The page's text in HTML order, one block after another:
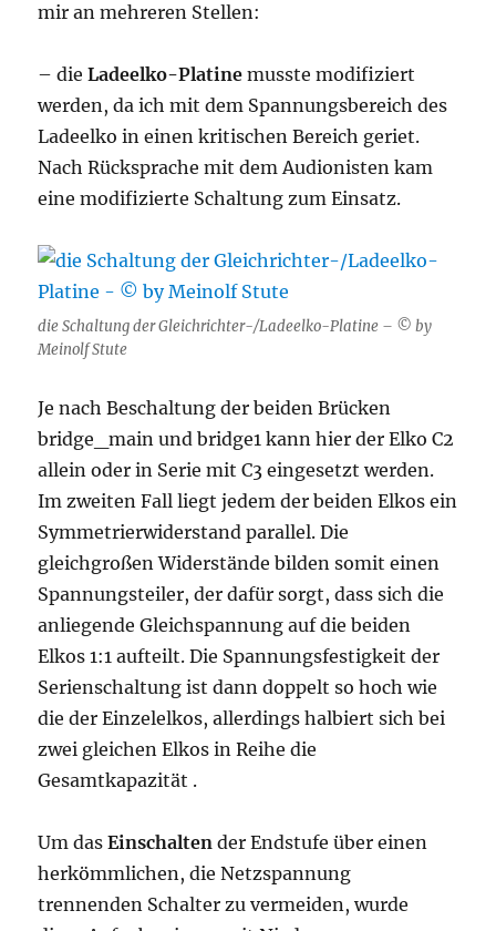
mir an mehreren Stellen:
– dieLadeelko-Platine musste modifiziert
werden, da ich mit dem Spannungsbereich des
Ladeelko in einen kritischen Bereich geriet.
Nach Rücksprache mit dem Audionisten kam
eine modifizierte Schaltung zum Einsatz.
die Schaltung der Gleichrichter-/Ladeelko-Platine – © by
Meinolf Stute
Je nach Beschaltung der beiden Brücken
bridge_main und bridge1 kann hier der Elko C2
allein oder in Serie mit C3 eingesetzt werden.
Im zweiten Fall liegt jedem der beiden Elkos ein
Symmetrierwiderstand parallel. Die
gleichgroßen Widerstände bilden somit einen
Spannungsteiler, der dafür sorgt, dass sich die
anliegende Gleichspannung auf die beiden
Elkos 1:1 aufteilt. Die Spannungsfestigkeit der
Serienschaltung ist dann doppelt so hoch wie
die der Einzelelkos, allerdings halbiert sich bei
zwei gleichen Elkos in Reihe die
Gesamtkapazität .
Um dasEinschalten der Endstufe über einen
herkömmlichen, die Netzspannung
trennenden Schalter zu vermeiden, wurde